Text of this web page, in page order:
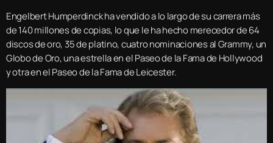
Engelbert Humperdinck ha vendido a lo largo de su carrera más
de 140 millones de copias, lo que le ha hecho merecedor de 64
discos de oro, 35 de platino, cuatro nominaciones al Grammy, un
Globo de Oro, una estrella en el Paseo de la Fama de Hollywood
y otra en el Paseo de la Fama de Leicester.